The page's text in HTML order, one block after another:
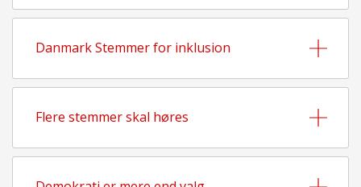
Danmark Stemmer for inklusion
Flere stemmer skal høres